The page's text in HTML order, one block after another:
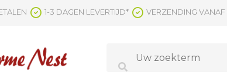
1-3 DAGEN LEVERTIJD* VERZENDING